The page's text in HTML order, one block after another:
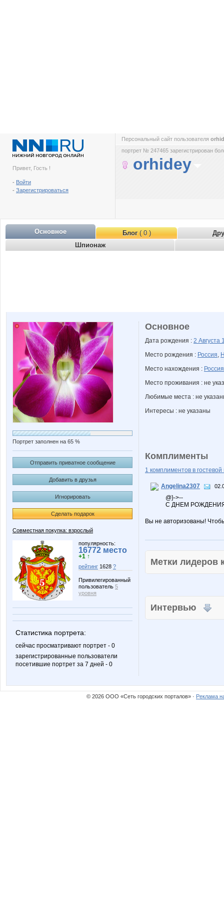
Привет, Гость !
- Войти
- Зарегистрироваться
Персональный сайт пользователя
портрет № 247465 зарегистрирован
orhidey
Основное Блог( 0 )
Шпионаж
Портрет заполнен на 65 %
Отправить приватное сообщение
Добавить в друзья
Игнорировать
Сделать подарок
Совместная покупка: взрослый
популярность:
16772 место
+1 ↑
рейтинг 1628 ?
Привилегированный
пользователь 5
уровня
Статистика портрета:
сейчас просматривают портрет - 0
зарегистрированные пользователи
посетившие портрет за 7 дней - 0
Основное
Дата рождения : 2 Августа
Место рождения : Россия,
Место нахождения : Россия
Место проживания : не
Любимые места : не
Интересы : не указаны
Комплименты
1 комплиментов в гостевой
Angelina2307
@}->--
C ДНЕМ
Вы не авторизованы!
Метки
Интервью
© 2026 ООО «Сеть городских порталов» · Реклама